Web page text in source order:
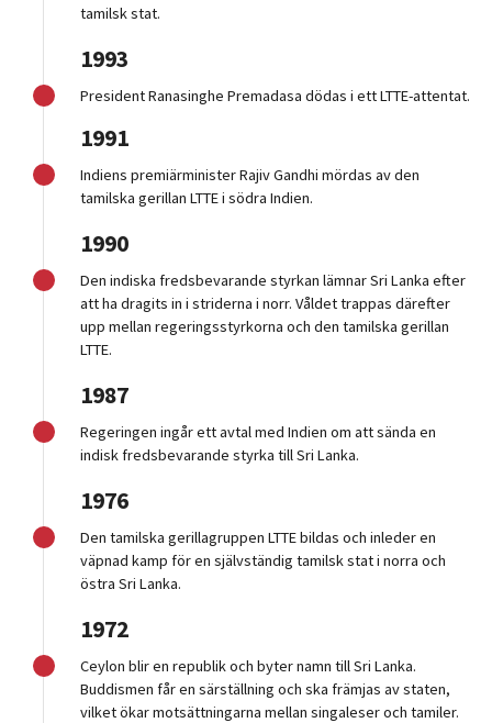
tamilsk stat.
1993
President Ranasinghe Premadasa dödas i ett LTTE-attentat.
1991
Indiens premiärminister Rajiv Gandhi mördas av den
tamilska gerillan LTTE i södra Indien.
1990
Den indiska fredsbevarande styrkan lämnar Sri Lanka efter
att ha dragits in i striderna i norr. Våldet trappas därefter
upp mellan regeringsstyrkorna och den tamilska gerillan
LTTE.
1987
Regeringen ingår ett avtal med Indien om att sända en
indisk fredsbevarande styrka till Sri Lanka.
1976
Den tamilska gerillagruppen LTTE bildas och inleder en
väpnad kamp för en självständig tamilsk stat i norra och
östra Sri Lanka.
1972
Ceylon blir en republik och byter namn till Sri Lanka.
Buddismen får en särställning och ska främjas av staten,
vilket ökar motsättningarna mellan singaleser och tamiler.